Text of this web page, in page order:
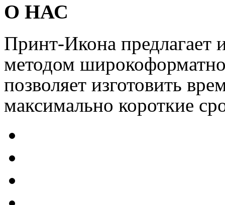
О НАС
Принт-Икона предлагает
методом
позволяет изготовить
максимально короткие